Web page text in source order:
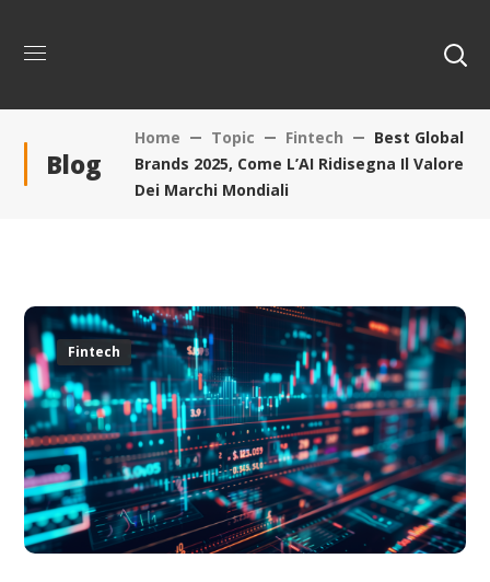
Blog
Home Topic Fintech
Best Global
Brands 2025, Come L’AI Ridisegna Il Valore
Dei Marchi Mondiali
Fintech